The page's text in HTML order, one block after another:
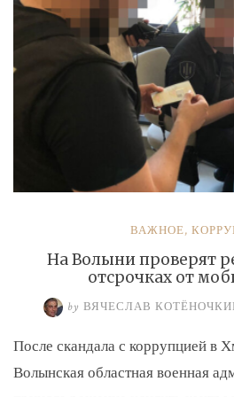
ВАЖНОЕ,
На Волыни проверят
отсрочках от
by ВЯЧЕСЛАВ
После скандала с коррупцией в
Волынская областная военная